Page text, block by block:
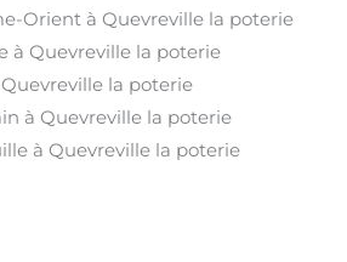
Orient à Quevreville la poterie
à Quevreville la poterie
la poterie
à Quevreville la poterie
à Quevreville la poterie